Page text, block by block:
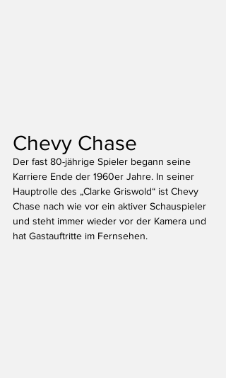
Chevy Chase
Der fast 80-jährige Spieler begann seine
Karriere Ende der 1960er Jahre. In seiner
Hauptrolle des „Clarke Griswold“ ist Chevy
Chase nach wie vor ein aktiver Schauspieler
und steht immer wieder vor der Kamera und
hat Gastauftritte im Fernsehen.